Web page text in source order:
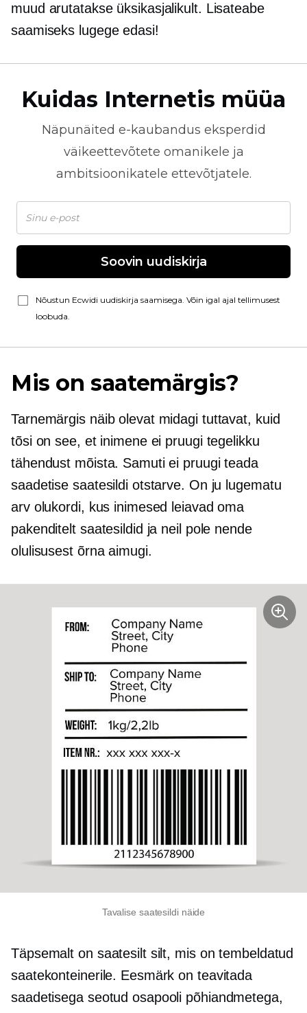
muud arutatakse üksikasjalikult. Lisateabe
saamiseks lugege edasi!
Kuidas Internetis müüa
Näpunäited e-kaubandus eksperdid
väikeettevõtete omanikele ja
ambitsioonikatele ettevõtjatele.
Soovin uudiskirja
Nõustun Ecwidi uudiskirja saamisega. Võin igal ajal tellimusest
loobuda.
Mis on saatemärgis?
Tarnemärgis näib olevat midagi tuttavat, kuid
tõsi on see, et inimene ei pruugi tegelikku
tähendust mõista. Samuti ei pruugi teada
saadetise saatesildi otstarve. On ju lugematu
arv olukordi, kus inimesed leiavad oma
pakenditelt saatesildid ja neil pole nende
olulisusest õrna aimugi.
Tavalise saatesildi näide
Täpsemalt on saatesilt silt, mis on tembeldatud
saatekonteinerile. Eesmärk on teavitada
saadetisega seotud osapooli põhiandmetega,